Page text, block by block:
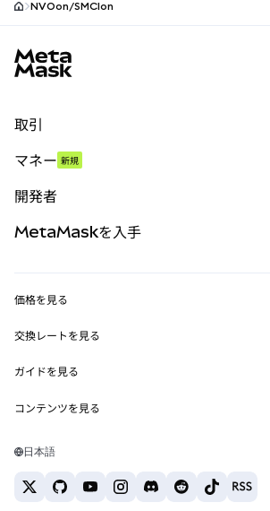
NVOon/SMCIon
取引
パーペチュアル
RWA
マネー 新規
開発者
MetaMask Connect
Snaps
Web3サービス
MetaMaskを入手
セキュリティ
サポート
キャリア
お問い合わせ
価格を見る
イーサリアムの価格
Solanaの価格
Tetherの価格
交換レートを見る
ETH→USD
USDT→INR
BTC→INR
ETH→USDT
ガイドを見る
ETHの購入
USDTの購入
コンテンツを見る
Solanaウォレット
日本語